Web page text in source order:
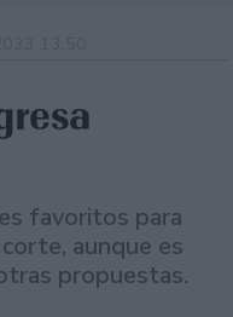
favoritos para
aunque es
propuestas.